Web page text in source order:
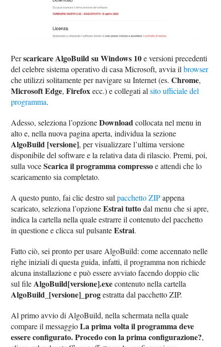
Perscaricare AlgoBuild su Windows 10e versioni precedenti
del celebre sistema operativo di casa Microsoft, avvia ilbrowser
che utilizzi solitamente per navigare su Internet (es.Chrome,
Microsoft Edge,Firefoxecc.) e collegati alsito ufficiale del
programma.
Adesso, seleziona l’opzioneDownloadcollocata nel menu in
alto e, nella nuova pagina aperta, individua la sezione
AlgoBuild [versione], per visualizzare l’ultima versione
disponibile del software e la relativa data di rilascio. Premi, poi,
sulla voceScarica il programma compressoe attendi che lo
scaricamento sia completato.
A questo punto, fai clic destro sulpacchetto ZIPappena
scaricato, seleziona l’opzioneEstrai tuttodal menu che si apre,
indica la cartella nella quale estrarre il contenuto del pacchetto
in questione e clicca sul pulsanteEstrai.
Fatto ciò, sei pronto per usare AlgoBuild: come accennato nelle
righe iniziali di questa guida, infatti, il programma non richiede
alcuna installazione e può essere avviato facendo doppio clic
sul file AlgoBuild[versione].execontenuto nella cartella
AlgoBuild_[versione]_progestratta dal pacchetto ZIP.
Al primo avvio di AlgoBuild, nella schermata nella quale
compare il messaggioLa prima volta il programma deve
essere configurato. Procedo con la prima configurazione?,